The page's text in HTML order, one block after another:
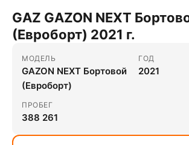
GAZ GAZON NEXT
(Евроборт) 2021 г.
МОДЕЛЬ
GAZON NEXT Бортовой
(Евроборт)
ГОД
2021
ПРОБЕГ
388 261